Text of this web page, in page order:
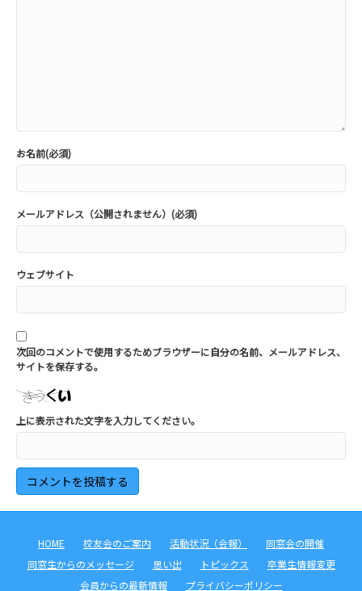
お名前(必須)
メールアドレス（公開されません）(必須)
ウェブサイト
次回のコメントで使用するためブラウザーに自分の名前、メールアドレス、
サイトを保存する。
上に表示された文字を入力してください。
HOME 校友会のご案内 活動状況（会報）
同窓会の開催
同窓生からのメッセージ
思い出 トピックス
卒業生情報変更
会員からの最新情報
プライバシーポリシー